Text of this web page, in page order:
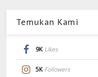
Temukan Kami
9K Likes
5K Followers